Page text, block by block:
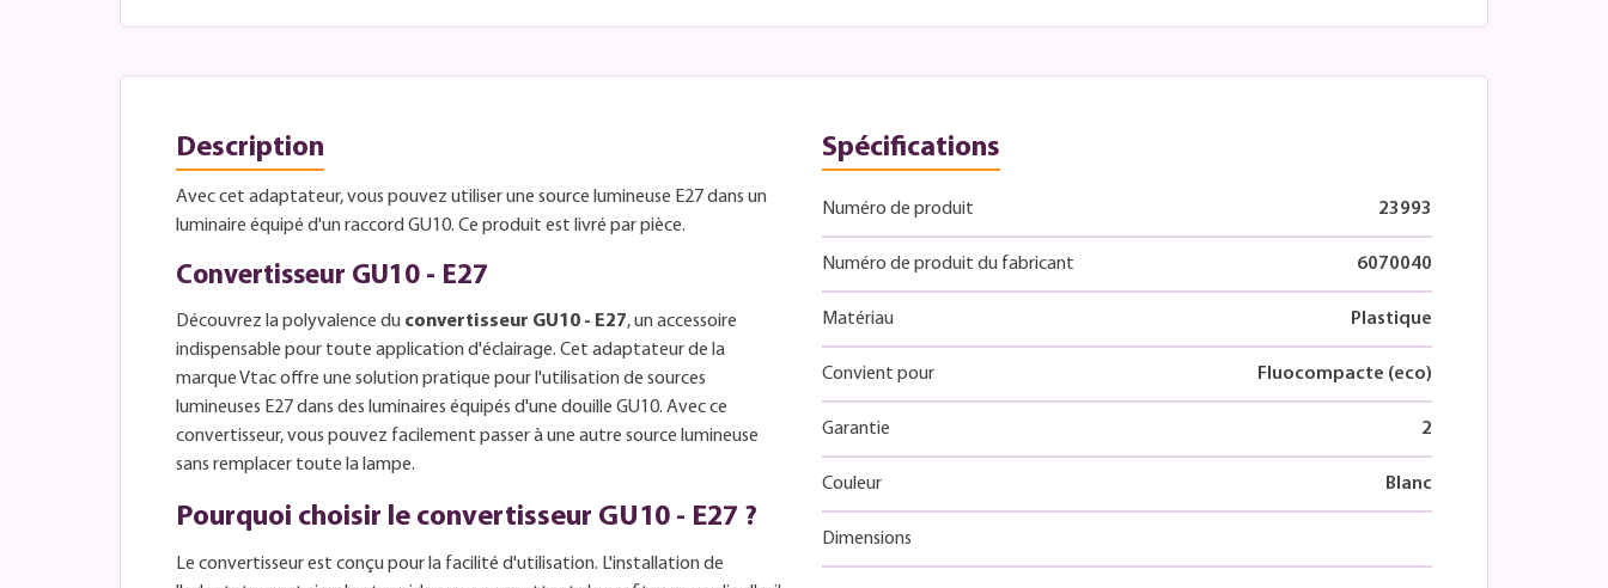
Description
Avec cet adaptateur, vous pouvez utiliser une source lumineuse E27 dans un
luminaire équipé d'un raccord GU10. Ce produit est livré par pièce.
Convertisseur GU10 - E27
Découvrez la polyvalence du convertisseur GU10 - E27, un accessoire
indispensable pour toute application d'éclairage. Cet adaptateur de la
marque Vtac offre une solution pratique pour l'utilisation de sources
lumineuses E27 dans des luminaires équipés d'une douille GU10. Avec ce
convertisseur, vous pouvez facilement passer à une autre source lumineuse
sans remplacer toute la lampe.
Pourquoi choisir le convertisseur GU10 - E27 ?
Le convertisseur est conçu pour la facilité d'utilisation. L'installation de
Spécifications
Numéro de produit 23993
Numéro de produit du fabricant 6070040
Matériau Plastique
Convient pour Fluocompacte (eco)
Garantie 2
Couleur Blanc
Dimensions